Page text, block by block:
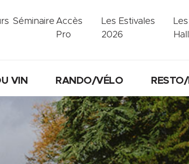
Séminaire Accès
Pro
Les Estivales
2026
VIN RANDO/VÉLO